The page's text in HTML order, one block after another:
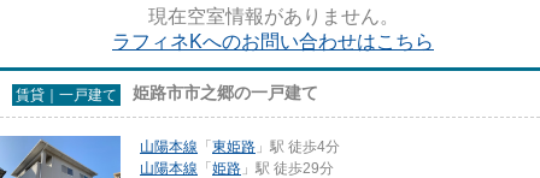
現在空室情報がありません。
ラフィネKへのお問い合わせはこちら
賃貸｜一戸建て 姫路市市之郷の一戸建て
山陽本線 「東姫路 」駅 徒歩4分
山陽本線 「姫路 」駅 徒歩29分